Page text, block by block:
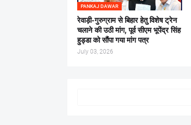
PANKAJ DAWAR
रेवाड़ी-गुरुग्राम से बिहार हेतु विशेष ट्रेन
चलाने की उठी मांग, पूर्व सीएम भूपेंद्र सिंह
हुड्डा को सौंपा गया मांग पत्र
July 03, 2026